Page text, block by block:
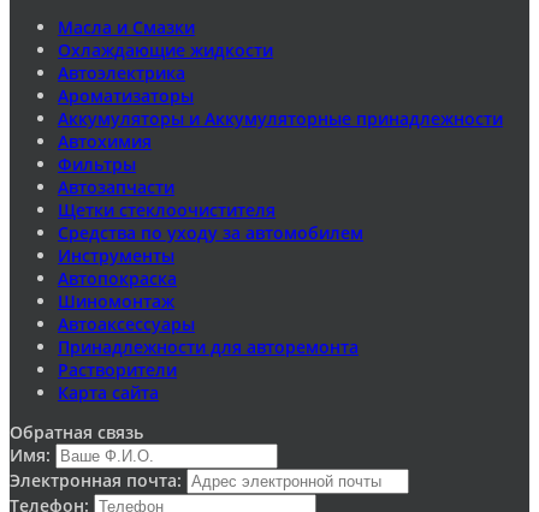
Масла и Смазки
Охлаждающие жидкости
Автоэлектрика
Ароматизаторы
Аккумуляторы и Аккумуляторные принадлежности
Автохимия
Фильтры
Автозапчасти
Щетки стеклоочистителя
Средства по уходу за автомобилем
Инструменты
Автопокраска
Шиномонтаж
Автоаксессуары
Принадлежности для авторемонта
Растворители
Карта сайта
Обратная связь
Имя:
Электронная почта:
Телефон: